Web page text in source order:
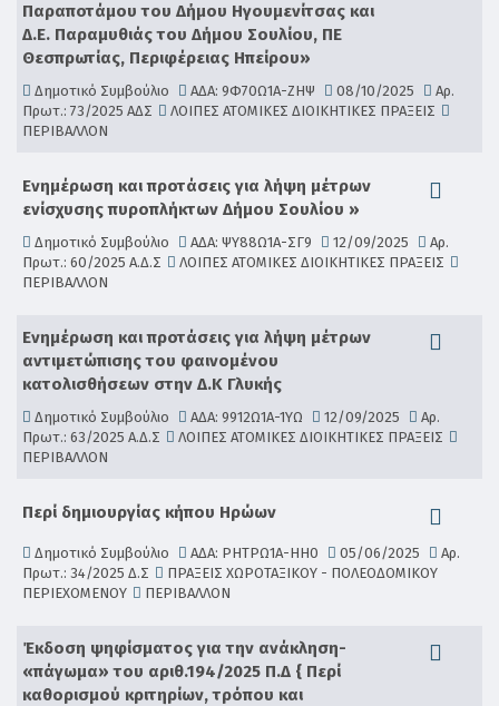
Παραποτάμου του Δήμου Ηγουμενίτσας και
Δ.Ε. Παραμυθιάς του Δήμου Σουλίου, ΠΕ
Θεσπρωτίας, Περιφέρειας Ηπείρου»
Δημοτικό Συμβούλιο ΑΔΑ: 9Φ70Ω1Α-ΖΗΨ 08/10/2025
Αρ.
Πρωτ.: 73/2025 ΑΔΣ
ΛΟΙΠΕΣ ΑΤΟΜΙΚΕΣ ΔΙΟΙΚΗΤΙΚΕΣ ΠΡΑΞΕΙΣ
ΠΕΡΙΒΑΛΛΟΝ
Ενημέρωση και προτάσεις για λήψη μέτρων
ενίσχυσης πυροπλήκτων Δήμου Σουλίου »
Δημοτικό Συμβούλιο ΑΔΑ: ΨΥ88Ω1Α-ΣΓ9 12/09/2025
Αρ.
Πρωτ.: 60/2025 Α.Δ.Σ
ΛΟΙΠΕΣ ΑΤΟΜΙΚΕΣ ΔΙΟΙΚΗΤΙΚΕΣ ΠΡΑΞΕΙΣ
ΠΕΡΙΒΑΛΛΟΝ
Ενημέρωση και προτάσεις για λήψη μέτρων
αντιμετώπισης του φαινομένου
κατολισθήσεων στην Δ.Κ Γλυκής
Δημοτικό Συμβούλιο ΑΔΑ: 9912Ω1Α-1ΥΩ 12/09/2025
Αρ.
Πρωτ.: 63/2025 Α.Δ.Σ
ΛΟΙΠΕΣ ΑΤΟΜΙΚΕΣ ΔΙΟΙΚΗΤΙΚΕΣ ΠΡΑΞΕΙΣ
ΠΕΡΙΒΑΛΛΟΝ
Περί δημιουργίας κήπου Ηρώων
Δημοτικό Συμβούλιο ΑΔΑ: ΡΗΤΡΩ1Α-ΗΗ0 05/06/2025
Αρ.
Πρωτ.: 34/2025 Δ.Σ
ΠΡΑΞΕΙΣ ΧΩΡΟΤΑΞΙΚΟΥ - ΠΟΛΕΟΔΟΜΙΚΟΥ
ΠΕΡΙΕΧΟΜΕΝΟΥ
ΠΕΡΙΒΑΛΛΟΝ
Έκδοση ψηφίσματος για την ανάκληση-
«πάγωμα» του αριθ.194/2025 Π.Δ { Περί
καθορισμού κριτηρίων, τρόπου και